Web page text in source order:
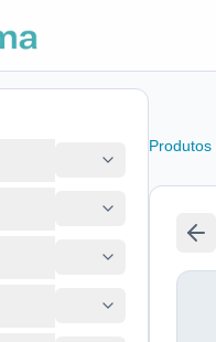
Produtos